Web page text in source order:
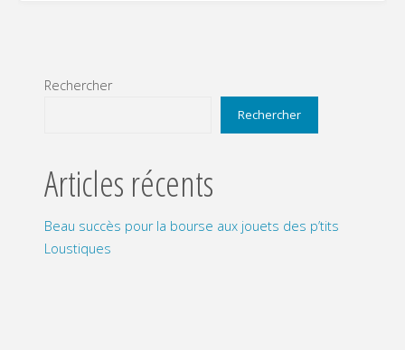
Rechercher
Rechercher
Articles récents
Beau succès pour la bourse aux jouets des p’tits
Loustiques